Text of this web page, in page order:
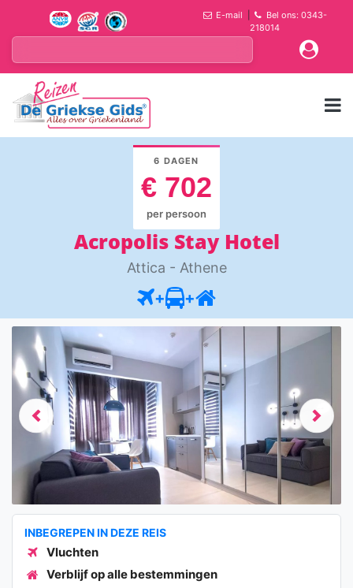
E-mail
Bel ons: 0343-
218014
6 DAGEN
€ 702
per persoon
Acropolis Stay Hotel
Attica - Athene
+ +
Previous Next
INBEGREPEN IN DEZE REIS
Vluchten
Verblijf op alle bestemmingen